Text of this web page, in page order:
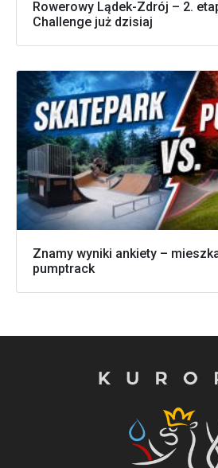
Rowerowy Lądek-Zdrój – 2.
Challenge już dzisiaj
Znamy wyniki ankiety –
pumptrack